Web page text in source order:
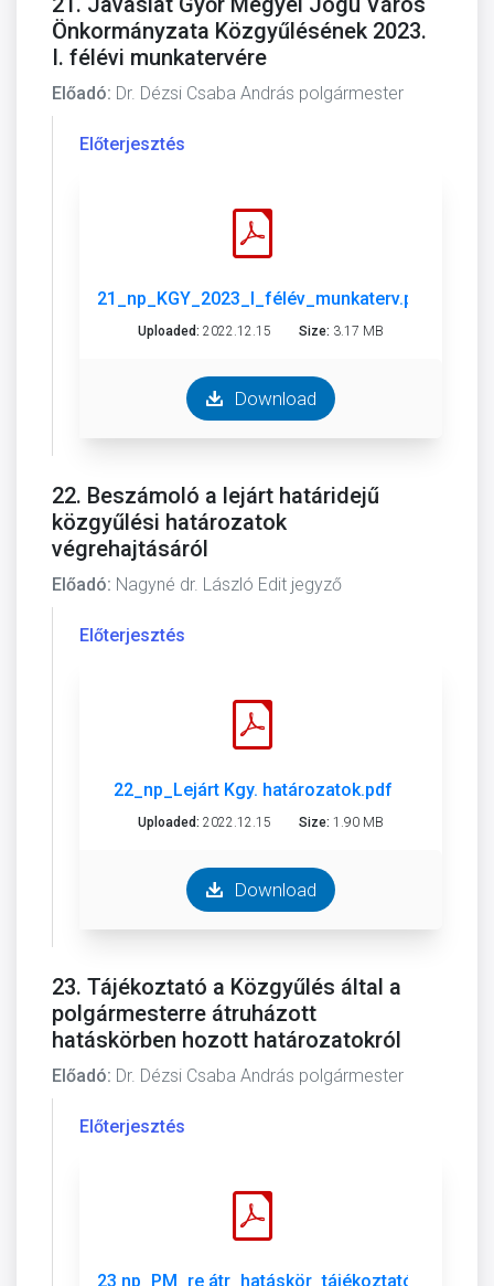
Önkormányzata Közgyűlésének 2023.
I. félévi munkatervére
Előadó: Dr. Dézsi Csaba András polgármester
Előterjesztés
21_np_KGY_2023_I_félév_munkaterv.pdf
Uploaded: 2022.12.15 Size: 3.17 MB
Download
22. Beszámoló a lejárt határidejű
közgyűlési határozatok
végrehajtásáról
Előadó: Nagyné dr. László Edit jegyző
Előterjesztés
22_np_Lejárt Kgy. határozatok.pdf
Uploaded: 2022.12.15 Size: 1.90 MB
Download
23. Tájékoztató a Közgyűlés által a
polgármesterre átruházott
hatáskörben hozott határozatokról
Előadó: Dr. Dézsi Csaba András polgármester
Előterjesztés
23 np_PM_re átr_hatáskör_tájékoztató.pdf